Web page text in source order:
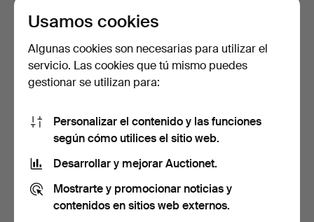
TEXTILES, 3 dlr, Suecia,
primera mitad del…
Subastado 2 ago 2025
74 USD
TEXTILES, 4 dlr, Suecia,
Subastado 2 ago 2025
137 USD
Usamos cookies
Algunas cookies son necesarias para utilizar el
servicio. Las cookies que tú mismo puedes
gestionar se utilizan para:
Personalizar el contenido y las funciones
según cómo utilices el sitio web.
Desarrollar y mejorar Auctionet.
Mostrarte y promocionar noticias y
contenidos en sitios web externos.